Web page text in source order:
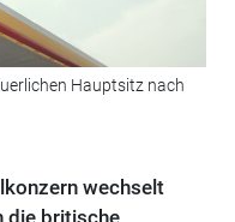
Hauptsitz nach
wechselt